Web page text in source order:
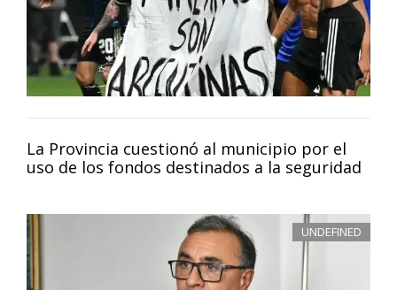
La Provincia cuestionó al municipio por el
uso de los fondos destinados a la seguridad
UNDEFINED